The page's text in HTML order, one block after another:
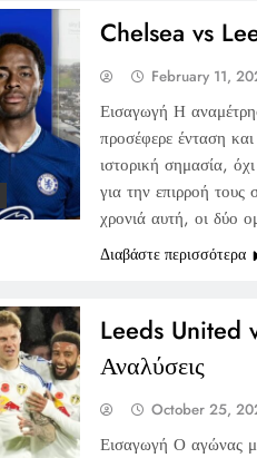
Chelsea vs
February 11,
Εισαγωγή Η
προσέφερε ένταση
ιστορική σημασία,
για την επιρροή
χρονιά αυτή, οι δύο
Διαβάστε περισσότερα
Leeds United
Αναλύσεις
October 25,
Εισαγωγή Ο αγώνας